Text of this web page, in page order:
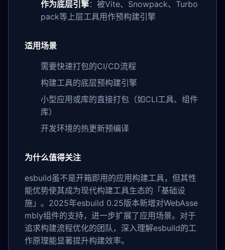
作为底层引擎：被Vite、Snowpack、Turbo
pack等上层工具用作预构建引擎
适用场景
需要快速打包的CI/CD流程
构建工具的底层预构建引擎
小型应用或库的直接打包（如CLI工具、组件
库）
开发环境的热更新预编译
为什么值得关注
esbuild虽不是开箱即用的应用构建工具，但其性
能优势使其成为现代构建工具生态的「基础设
施」。2025年esbuild 0.25版本新增对WebAsse
mbly组件的支持，进一步扩展了应用场景。对于
追求构建流程优化的团队，深入理解esbuild的工
作原理能显著提升构建效率。